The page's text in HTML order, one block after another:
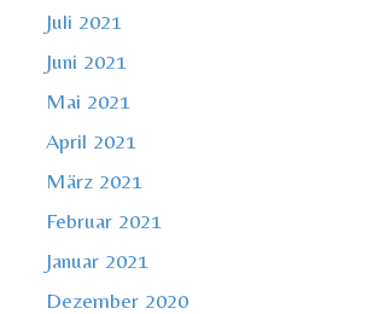
Juli 2021
Juni 2021
Mai 2021
April 2021
März 2021
Februar 2021
Januar 2021
Dezember 2020